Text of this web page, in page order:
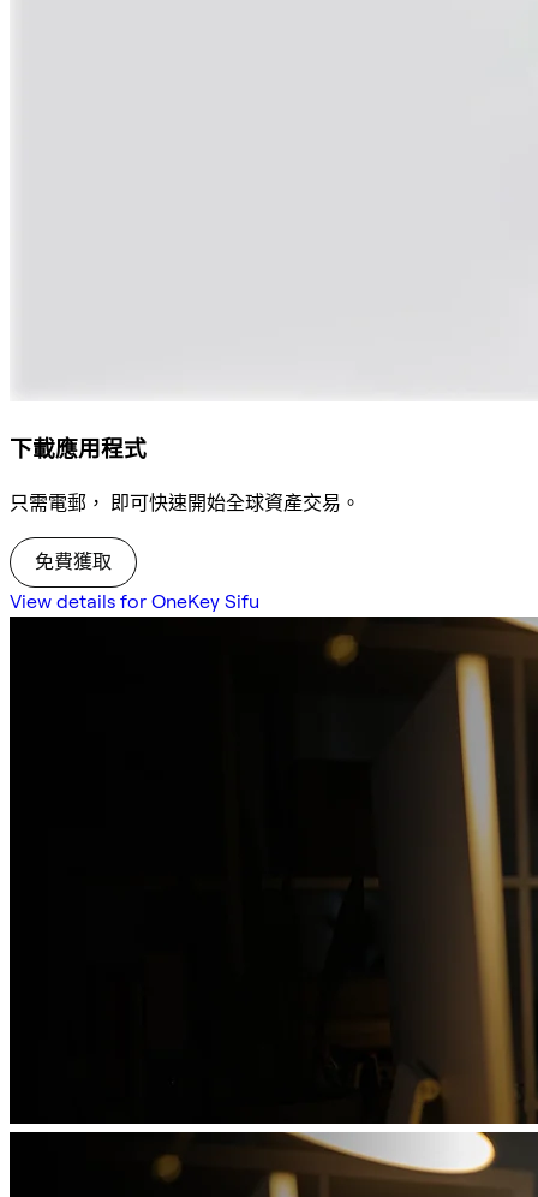
下載應用程式
只需電郵， 即可快速開始全球資產交易。
免費獲取
View details for OneKey Sifu